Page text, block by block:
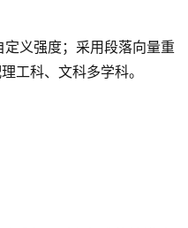
义强度；采用段落向量重
工科、文科多学科。